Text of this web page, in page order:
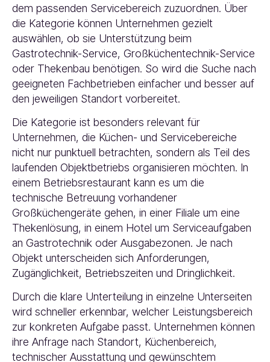
dem passenden Servicebereich zuzuordnen. Über
die Kategorie können Unternehmen gezielt
auswählen, ob sie Unterstützung beim
Gastrotechnik-Service, Großküchentechnik-Service
oder Thekenbau benötigen. So wird die Suche nach
geeigneten Fachbetrieben einfacher und besser auf
den jeweiligen Standort vorbereitet.
Die Kategorie ist besonders relevant für
Unternehmen, die Küchen- und Servicebereiche
nicht nur punktuell betrachten, sondern als Teil des
laufenden Objektbetriebs organisieren möchten. In
einem Betriebsrestaurant kann es um die
technische Betreuung vorhandener
Großküchengeräte gehen, in einer Filiale um eine
Thekenlösung, in einem Hotel um Serviceaufgaben
an Gastrotechnik oder Ausgabezonen. Je nach
Objekt unterscheiden sich Anforderungen,
Zugänglichkeit, Betriebszeiten und Dringlichkeit.
Durch die klare Unterteilung in einzelne Unterseiten
wird schneller erkennbar, welcher Leistungsbereich
zur konkreten Aufgabe passt. Unternehmen können
ihre Anfrage nach Standort, Küchenbereich,
technischer Ausstattung und gewünschtem